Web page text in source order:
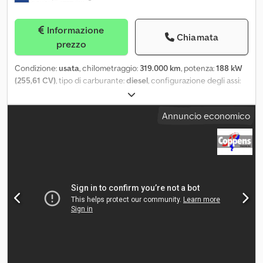
prezzo
Chiamata
Condizione:usata, chilometraggio: 319.000 km, potenza:188 kW
(255,61 CV), tipo di carburante:diesel, configurazione degli assi:
, carburante:
colore:bianco, tipo di ingranaggio:automatico, classe di
acciaio-aria, lunghezza totale:
, carico assiale ammesso
11.500 kg,
, larghezza vano di carico:
centralizzata, controllo della velocità di crociera, regolazione
elettrica dei finestrini, specchietto retrovisore elettrico, spoiler,
, Informazioni generali Anno di fabbricazione:
Annuncio economico